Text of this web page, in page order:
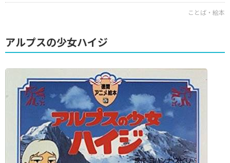
ことば・絵本
アルプスの少女ハイジ